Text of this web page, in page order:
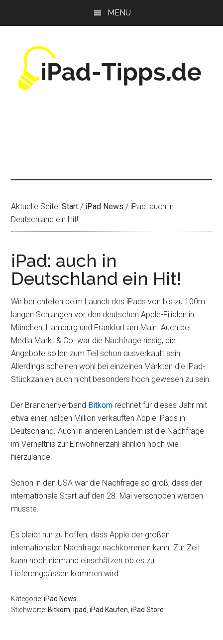
MENU
Aktuelle Seite:Start / iPad News / iPad: auch in
Deutschland ein Hit!
iPad: auch in
Deutschland ein Hit!
Wir berichteten beim Launch des iPads von bis zu 100m
langen Schlangen vor den deutschen Apple-Filialen in
München, Hamburg und Frankfurt am Main. Auch bei
Media Markt & Co. war die Nachfrage riesig, die
Angebote sollen zum Teil schon ausverkauft sein.
Allerdings scheinen wohl bei einzelnen Märkten die iPad-
Stückzahlen auch nicht besonders hoch gewesen zu sein.
Der Branchenverband Bitkom rechnet für dieses Jahr mit
etwa einer halben Million verkauften Apple iPads in
Deutschland. Auch in anderen Ländern ist die Nachfrage
im Verhältnis zur Einwohnerzahl ähnlich hoch wie
hierzulande.
Schon in den USA war die Nachfrage so groß, dass der
internationale Start auf den 28. Mai verschoben werden
musste.
Es bleibt nur zu hoffen, dass Apple der großen
internationalen Nachfrage nachkommen kann. Zur Zeit
kann noch niemand einschätzen ob es zu
Lieferengpässen kommen wird.
Kategorie:iPad News
Stichworte: Bitkom ,ipad ,iPad Kaufen ,iPad Store